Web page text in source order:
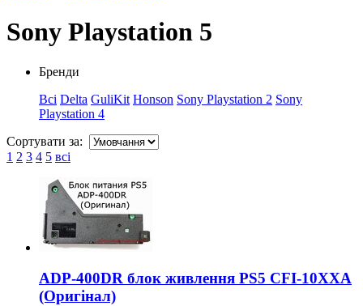
Sony Playstation 5
Бренди
Всі Delta GuliKit Honson Sony Playstation 2 Sony
Playstation 4
Сортувати за:
1 2 3 4 5 всі
ADP-400DR блок живлення PS5 CFI-10XXA
(Оригінал)